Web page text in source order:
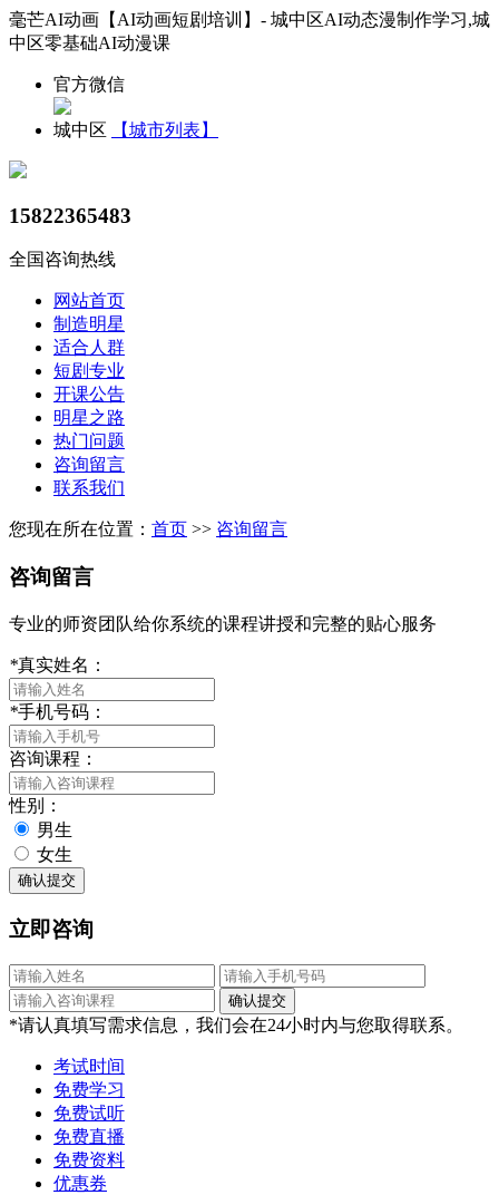
毫芒AI动画【AI动画短剧培训】- 城中区AI动态漫制作学习,城
中区零基础AI动漫课
官方微信
城中区 【城市列表】
15822365483
全国咨询热线
网站首页
制造明星
适合人群
短剧专业
开课公告
明星之路
热门问题
咨询留言
联系我们
您现在所在位置： 首页 >> 咨询留言
咨询留言
专业的师资团队给你系统的课程讲授和完整的贴心服务
*真实姓名：
*手机号码：
咨询课程：
性别：
男生
女生
立即咨询
*请认真填写需求信息，我们会在24小时内与您取得联系。
考试时间
免费学习
免费试听
免费直播
免费资料
优惠券